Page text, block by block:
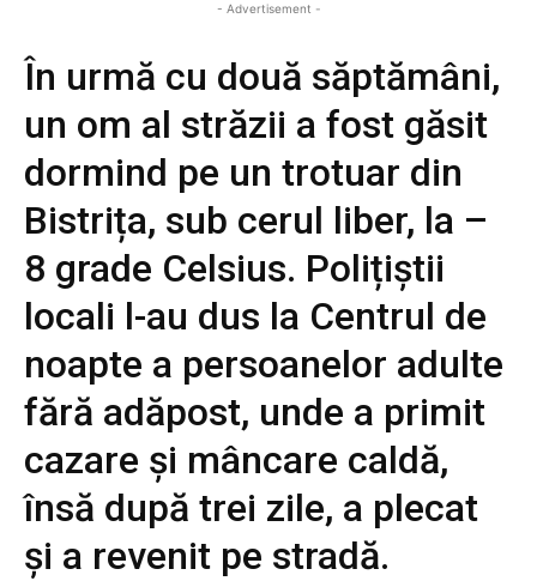
- Advertisement -
În urmă cu două săptămâni,
un om al străzii a fost găsit
dormind pe un trotuar din
Bistrița, sub cerul liber, la –
8 grade Celsius. Polițiștii
locali l-au dus la Centrul de
noapte a persoanelor adulte
fără adăpost, unde a primit
cazare și mâncare caldă,
însă după trei zile, a plecat
și a revenit pe stradă.